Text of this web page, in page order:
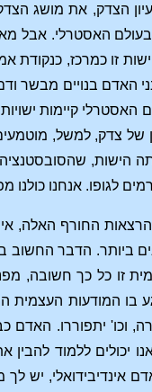
הצדק, את מושג
בעולם האסטרלי.
זו כמרכז,
בנויים מבשר
האסטרלי קיימות
של צדק, למשל,
הישות,
לגופו. אנחנו
החורף האלה,
ביותר. הדבר
זו כל כך חשובה,
בו המודעות העצמית
וכו' יתפוררו.
יכולים ללמוד
אינדיבידואלי, יש